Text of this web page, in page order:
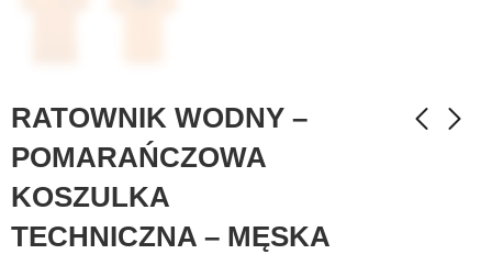
RATOWNIK WODNY –
POMARAŃCZOWA
KOSZULKA
TECHNICZNA – MĘSKA